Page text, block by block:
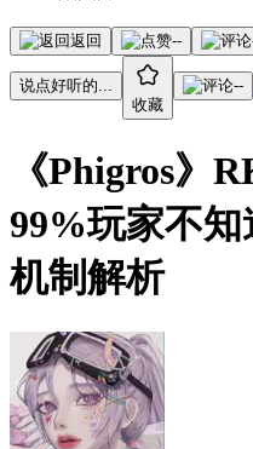
返回 --
说点好听的...
收藏
--
《Phigros》
99%玩家不
机制解析